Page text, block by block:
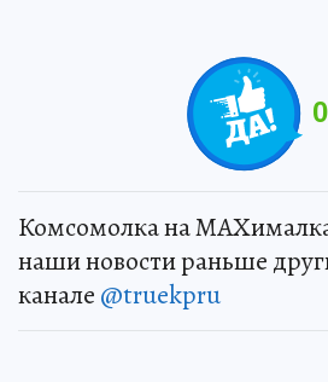
0
Комсомолка на
наши новости раньше
канале @truekpru